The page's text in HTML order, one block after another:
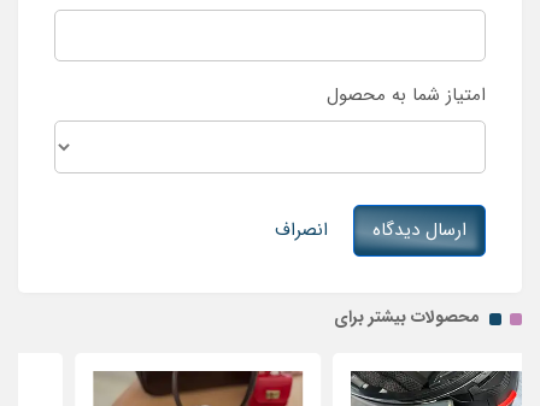
امتیاز شما به محصول
ارسال دیدگاه انصراف
محصولات بیشتر برای